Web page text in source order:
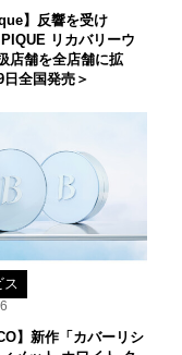
】反響を受け
PIQUE リカバリーウ
店舗を全店舗に拡
全国発売＞
ス
】新作「カバーリシ